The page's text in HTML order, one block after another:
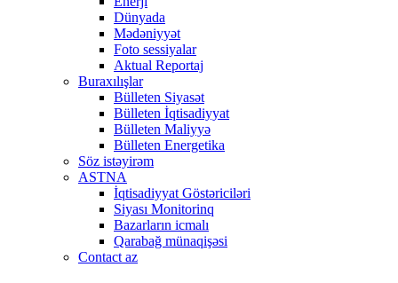
Dünyada
Mədəniyyət
Foto sessiyalar
Aktual Reportaj
Buraxılışlar
Bülleten Siyasət
Bülleten İqtisadiyyat
Bülleten Maliyyə
Bülleten Energetika
Söz istəyirəm
ASTNA
İqtisadiyyat Göstəriciləri
Siyası Monitorinq
Bazarların icmalı
Qarabağ münaqişəsi
Contact az